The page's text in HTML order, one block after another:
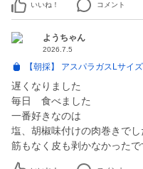
いいね！ コメント
ようちゃん
2026.7.5
【朝採】 アスパラガスLサイ
遅くなりました
毎日 食べました
一番好きなのは
塩、胡椒味付けの肉巻きでし
筋もなく皮も剥かなかったで